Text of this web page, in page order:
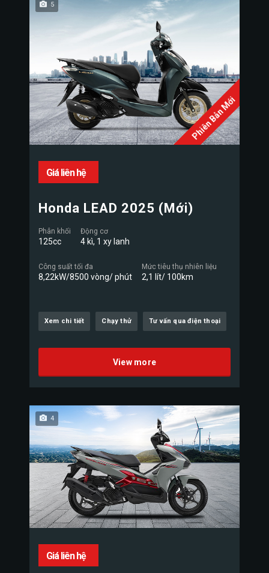
Phiên Bản Mới
5
Giá liên hệ
Honda LEAD 2025 (Mới)
Phân khối
125cc
Động cơ
4 kì, 1 xy lanh
Công suất tối đa
8,22kW/8500 vòng/ phút
Mức tiêu thụ nhiên liệu
2,1 lít/ 100km
Xem chi tiết Chạy thử Tư vấn qua điện thoại
View more
4
Giá liên hệ